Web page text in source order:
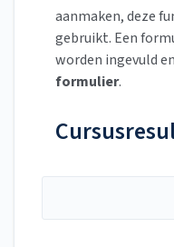
aanmaken, deze
gebruikt. Een
worden ingevuld
formulier.